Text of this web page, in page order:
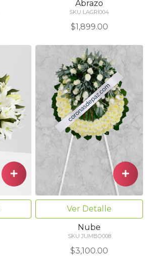
Abrazo
SKU LAGRI004
$1,899.00
Ver Detalle
Nube
SKU JUMBO008
$3,100.00